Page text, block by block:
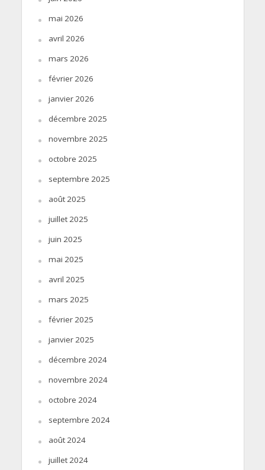
mai 2026
avril 2026
mars 2026
février 2026
janvier 2026
décembre 2025
novembre 2025
octobre 2025
septembre 2025
août 2025
juillet 2025
juin 2025
mai 2025
avril 2025
mars 2025
février 2025
janvier 2025
décembre 2024
novembre 2024
octobre 2024
septembre 2024
août 2024
juillet 2024